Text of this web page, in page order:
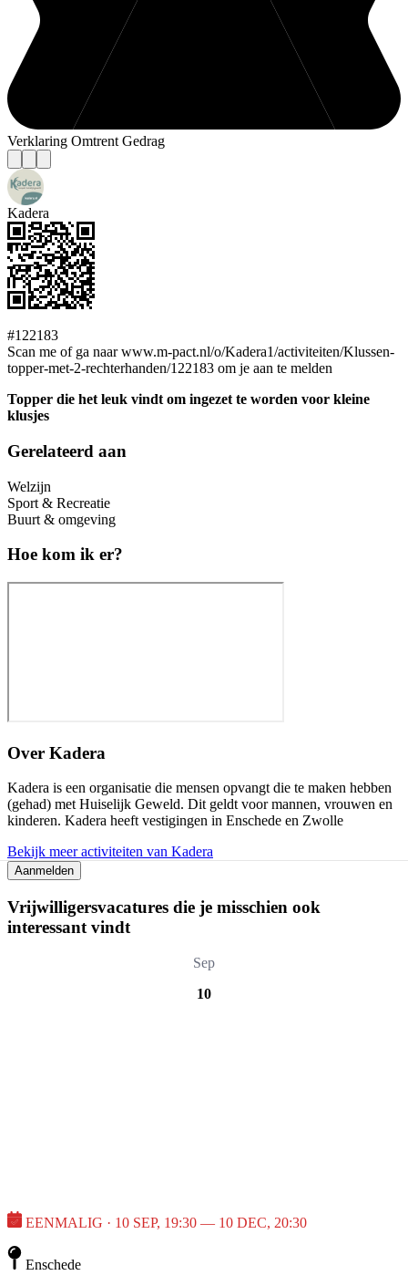
Verklaring Omtrent Gedrag
Kadera
#122183
Scan me of ga naar www.m-pact.nl/o/Kadera1/activiteiten/Klussen-
topper-met-2-rechterhanden/122183 om je aan te melden
Topper die het leuk vindt om ingezet te worden voor kleine
klusjes
Gerelateerd aan
Welzijn
Sport & Recreatie
Buurt & omgeving
Hoe kom ik er?
Over Kadera
Kadera is een organisatie die mensen opvangt die te maken hebben
(gehad) met Huiselijk Geweld. Dit geldt voor mannen, vrouwen en
kinderen. Kadera heeft vestigingen in Enschede en Zwolle
Bekijk meer activiteiten van Kadera
Aanmelden
Vrijwilligersvacatures die je misschien ook
interessant vindt
Sep
10
EENMALIG · 10 SEP, 19:30 — 10 DEC, 20:30
Enschede